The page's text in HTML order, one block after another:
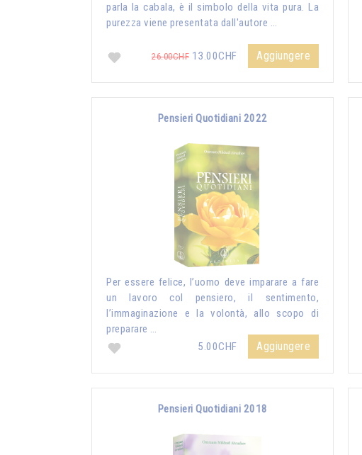
parla la cabala, è il simbolo della vita pura. La
purezza viene presentata dall'autore …
26.00CHF 13.00CHF Aggiungere
Pensieri Quotidiani 2022
Per essere felice, l’uomo deve imparare a fare
un lavoro col pensiero, il sentimento,
l’immaginazione e la volontà, allo scopo di
preparare …
5.00CHF
Aggiungere
Pensieri Quotidiani 2018